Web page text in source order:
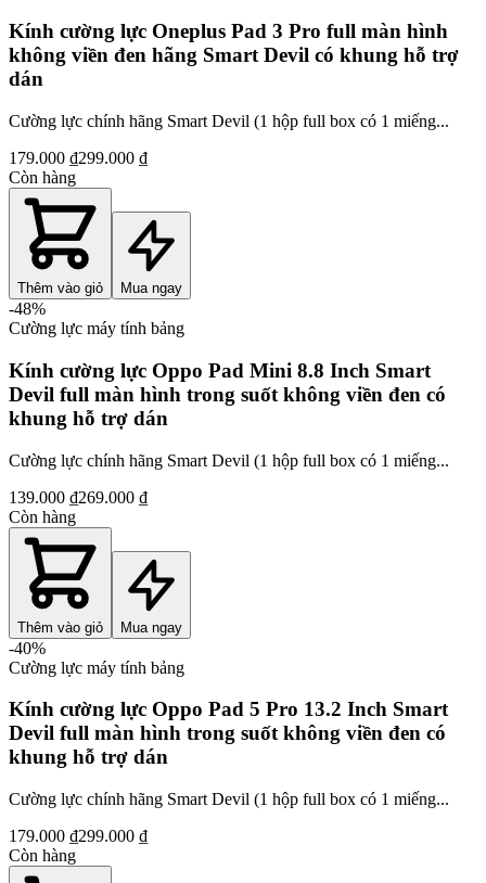
Kính cường lực Oneplus Pad 3 Pro full màn hình
không viền đen hãng Smart Devil có khung hỗ trợ
dán
Cường lực chính hãng Smart Devil (1 hộp full box có 1 miếng...
179.000 ₫299.000 ₫
Còn hàng
Thêm vào giỏ Mua ngay
-48%
Cường lực máy tính bảng
Kính cường lực Oppo Pad Mini 8.8 Inch Smart
Devil full màn hình trong suốt không viền đen có
khung hỗ trợ dán
Cường lực chính hãng Smart Devil (1 hộp full box có 1 miếng...
139.000 ₫269.000 ₫
Còn hàng
Thêm vào giỏ Mua ngay
-40%
Cường lực máy tính bảng
Kính cường lực Oppo Pad 5 Pro 13.2 Inch Smart
Devil full màn hình trong suốt không viền đen có
khung hỗ trợ dán
Cường lực chính hãng Smart Devil (1 hộp full box có 1 miếng...
179.000 ₫299.000 ₫
Còn hàng